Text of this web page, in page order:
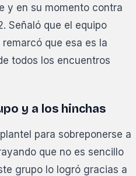
y en su momento contra
Señaló que el equipo
que esa es la
todos los encuentros
y a los hinchas
para sobreponerse a
que no es sencillo
grupo lo logró gracias a